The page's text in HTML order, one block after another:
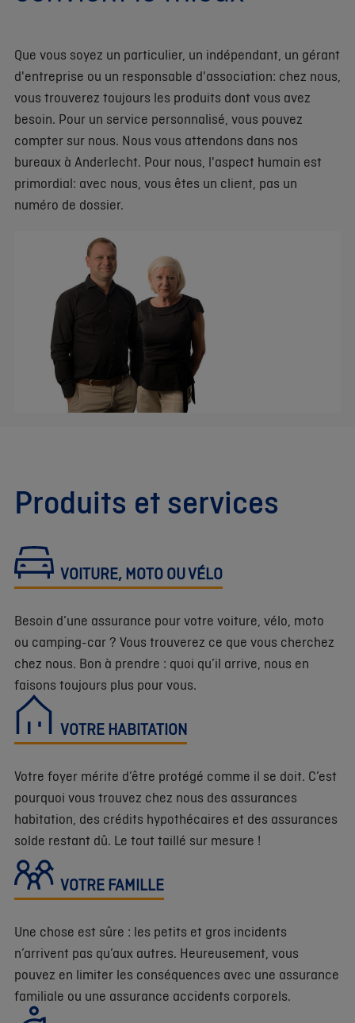
Que vous soyez un particulier, un indépendant, un gérant
d'entreprise ou un responsable d'association: chez nous,
vous trouverez toujours les produits dont vous avez
besoin. Pour un service personnalisé, vous pouvez
compter sur nous. Nous vous attendons dans nos
bureaux à Anderlecht. Pour nous, l'aspect humain est
primordial: avec nous, vous êtes un client, pas un
numéro de dossier.
Produits et services
VOITURE, MOTO OU VÉLO
Besoin d’une assurance pour votre voiture, vélo, moto
ou camping-car ? Vous trouverez ce que vous cherchez
chez nous. Bon à prendre : quoi qu’il arrive, nous en
faisons toujours plus pour vous.
VOTRE HABITATION
Votre foyer mérite d’être protégé comme il se doit. C’est
pourquoi vous trouvez chez nous des assurances
habitation, des crédits hypothécaires et des assurances
solde restant dû. Le tout taillé sur mesure !
VOTRE FAMILLE
Une chose est sûre : les petits et gros incidents
n’arrivent pas qu’aux autres. Heureusement, vous
pouvez en limiter les conséquences avec une assurance
familiale ou une assurance accidents corporels.